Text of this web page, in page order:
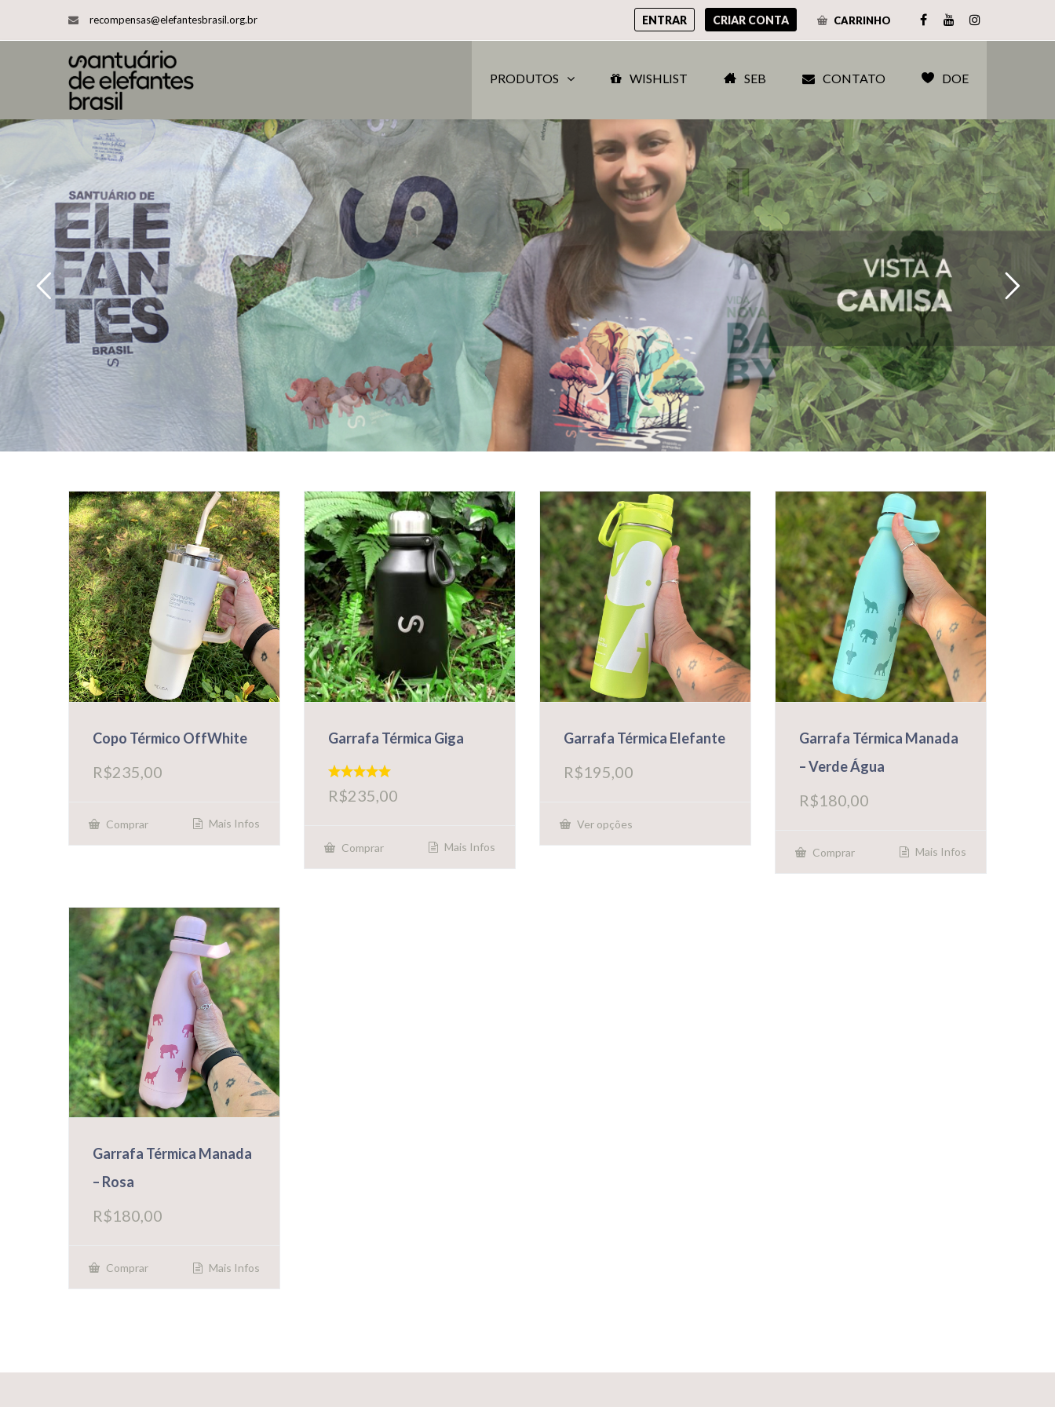
recompensas@elefantesbrasil.org.br CARRINHO
ENTRAR CRIAR CONTA
PRODUTOS WISHLIST SEB CONTATO DOE
Copo Térmico OffWhite
R$235,00
Comprar Mais Infos
Garrafa Térmica Giga
5.00
R$235,00
Comprar Mais Infos
Garrafa Térmica Elefante
R$195,00
Ver opções
Este
produto
Garrafa Térmica Manada
– Verde Água
R$180,00
Comprar Mais Infos
Garrafa Térmica Manada
– Rosa
R$180,00
Comprar Mais Infos